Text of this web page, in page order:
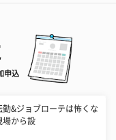
申込
勤&ジョブローテは怖くな
場から設